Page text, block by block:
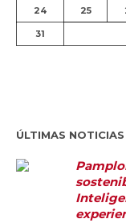
24 25
31
ÚLTIMAS NOTICIAS